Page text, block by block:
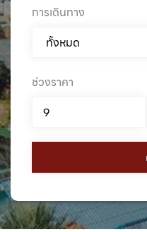
การเดินทาง
ช่วงราคา